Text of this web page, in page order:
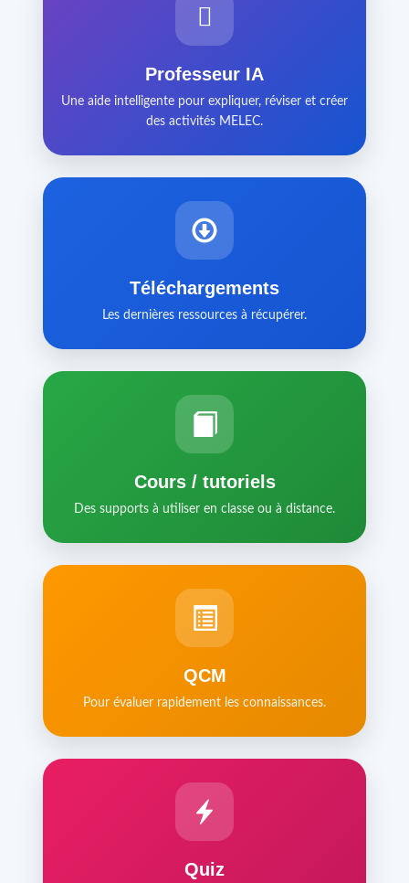
Professeur IA
Une aide intelligente pour expliquer, réviser et créer
des activités MELEC.
Téléchargements
Les dernières ressources à récupérer.
Cours / tutoriels
Des supports à utiliser en classe ou à distance.
QCM
Pour évaluer rapidement les connaissances.
Quiz